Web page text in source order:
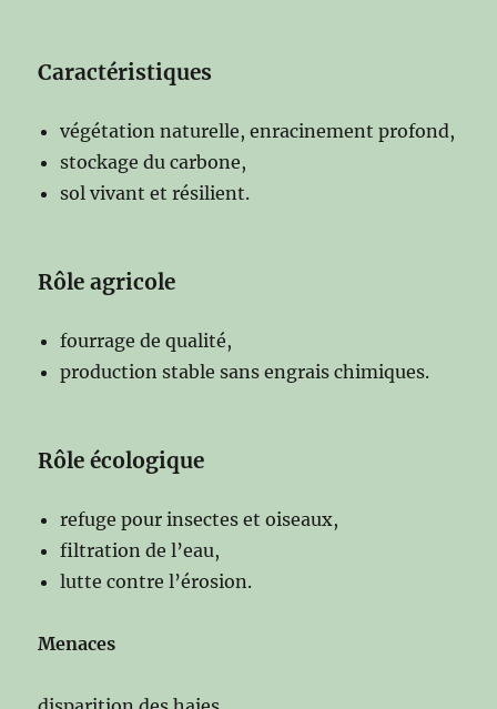
Caractéristiques
végétation naturelle, enracinement profond,
stockage du carbone,
sol vivant et résilient.
Rôle agricole
fourrage de qualité,
production stable sans engrais chimiques.
Rôle écologique
refuge pour insectes et oiseaux,
filtration de l’eau,
lutte contre l’érosion.
Menaces